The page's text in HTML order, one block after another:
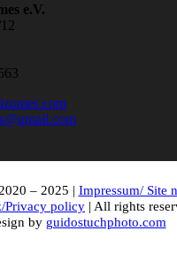
e.V.
– 2025 | Impressum/ Site
Privacy policy | All rights
by guidostuchphoto.com